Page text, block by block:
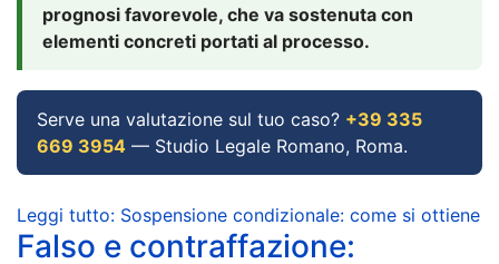
prognosi favorevole, che va sostenuta con
elementi concreti portati al processo.
Serve una valutazione sul tuo caso? +39 335
669 3954 — Studio Legale Romano, Roma.
Leggi tutto: Sospensione condizionale: come si ottiene
Falso e contraffazione: